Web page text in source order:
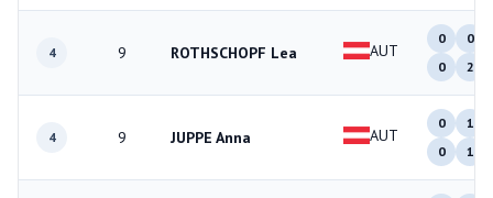
4 9 ROTHSCHOPF Lea AUT
0
0
0
2
4 9 JUPPE Anna AUT
0
1
0
1